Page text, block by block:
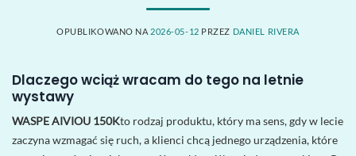
OPUBLIKOWANO NA 2026-05-12 PRZEZ DANIEL RIVERA
Dlaczego wciąż wracam do tego na letnie
wystawy
WASPE AIVIOU 150Kto rodzaj produktu, który ma sens, gdy w lecie
zaczyna wzmagać się ruch, a klienci chcą jednego urządzenia, które